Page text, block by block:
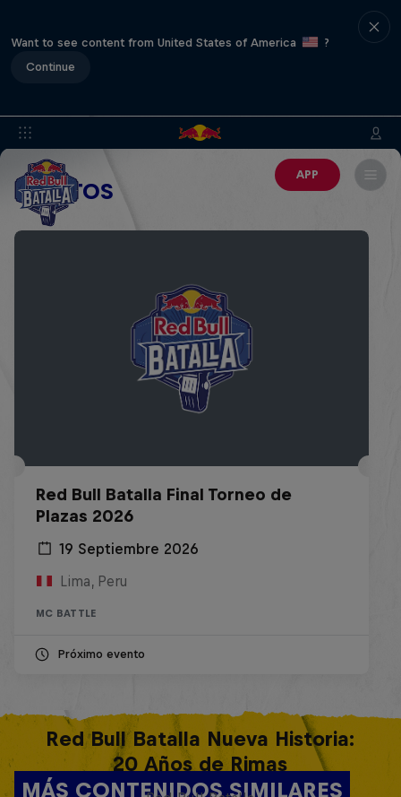
Want to see content from United States of America
?
Continue
APP
EVENTOS
Red Bull Batalla Final Torneo de
Plazas 2026
19 Septiembre 2026
Lima, Peru
MC BATTLE
Próximo evento
MÁS CONTENIDOS SIMILARES
Red Bull Batalla Nueva Historia:
20 Años de Rimas